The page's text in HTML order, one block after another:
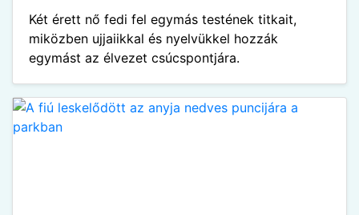
Két érett nő fedi fel egymás testének titkait,
miközben ujjaiikkal és nyelvükkel hozzák
egymást az élvezet csúcspontjára.